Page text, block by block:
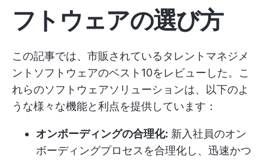
フトウェアの選び方
この記事では、市販されているタレントマネジメ
ントソフトウェアのベスト10をレビューした。こ
れらのソフトウェアソリューションは、以下のよ
うな様々な機能と利点を提供しています：
オンボーディングの合理化: 新入社員のオン
ボーディングプロセスを合理化し、迅速かつ